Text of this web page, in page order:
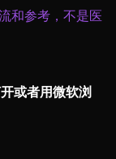
和参考，不是医
或者用微软浏